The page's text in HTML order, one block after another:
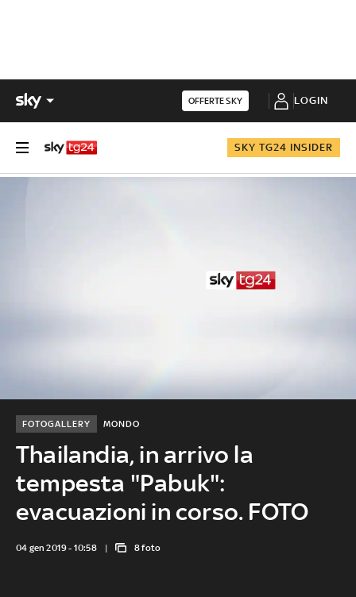
OFFERTE SKY LOGIN
SKY TG24 INSIDER
Thailandia, in arrivo la
tempesta "Pabuk":
evacuazioni in corso. FOTO
MONDO
FOTOGALLERY
04 gen 2019 - 10:58 8 foto